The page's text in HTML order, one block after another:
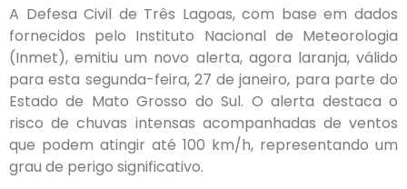
A Defesa Civil de Três Lagoas, com base em dados
fornecidos pelo Instituto Nacional de Meteorologia
(Inmet), emitiu um novo alerta, agora laranja, válido
para esta segunda-feira, 27 de janeiro, para parte do
Estado de Mato Grosso do Sul. O alerta destaca o
risco de chuvas intensas acompanhadas de ventos
que podem atingir até 100 km/h, representando um
grau de perigo significativo.